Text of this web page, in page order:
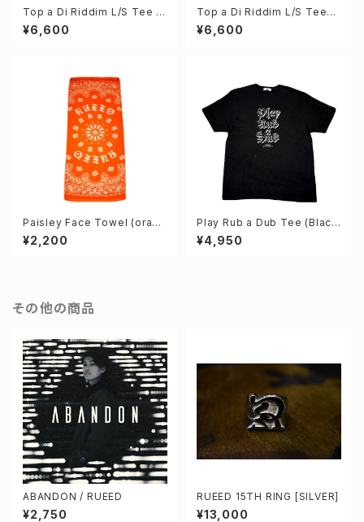
Top a Di Riddim L/S Tee (S
umi Black)
¥6,600
Top a Di Riddim L/S Tee
(White)
¥6,600
Paisley Face Towel (orang
e)
¥2,200
Play Rub a Dub Tee (Blac
k)
¥4,950
その他の商品
ABANDON / RUEED
¥2,750
RUEED 15TH RING [SILVER]
¥13,000